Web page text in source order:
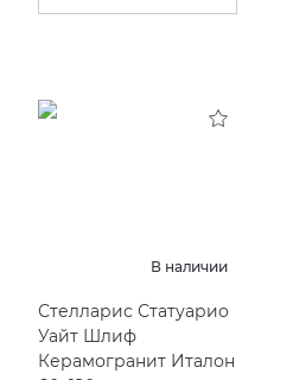
В наличии
Стелларис Статуарио
Уайт Шлиф
Керамогранит Италон